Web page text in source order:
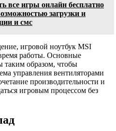
все игры онлайн бесплатно
загрузки и
и смс
игровой ноутбук MSI
работы. Основные
образом, чтобы
управления вентиляторами
производительности и
игровым процессом без